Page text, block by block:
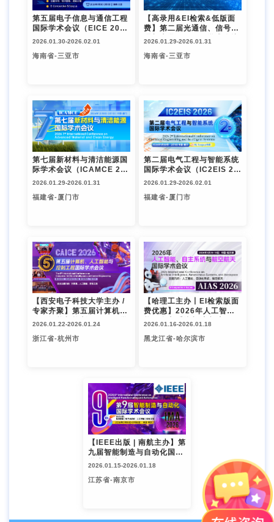
第五届电子信息与通信工程
国际学术会议（EICE 202
6）
2026.01.30-2026.02.01
海南省-三亚市
【高录用&EI检索&低版面
费】第二届光通信、信号处
理与光学工程国际学术会议
2026.01.29-2026.01.31
海南省-三亚市
第七届新材料与清洁能源国
际学术会议（ICAMCE 202
6）
2026.01.29-2026.01.31
福建省-厦门市
第二届电气工程与智能系统
国际学术会议（IC2EIS 20
26）
2026.01.29-2026.02.01
福建省-厦门市
【西安电子科技大学主办 /
专家齐聚】第五届计算机、
人工智能与控制工程国际学
2026.01.22-2026.01.24
浙江省-杭州市
【哈理工主办丨EI检索版面
费优惠】2026年人工智
能、自主系统与航空航天国
2026.01.16-2026.01.18
黑龙江省-哈尔滨市
【IEEE出版 | 南航主办】第
九届智能制造与自动化国际
学术会议（IMA 2026）
2026.01.15-2026.01.18
江苏省-南京市